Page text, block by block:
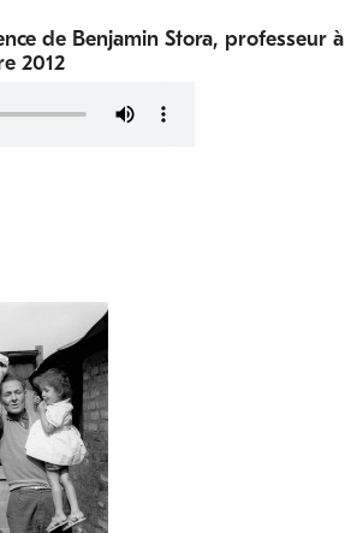
de Benjamin Stora, professeur à
2012